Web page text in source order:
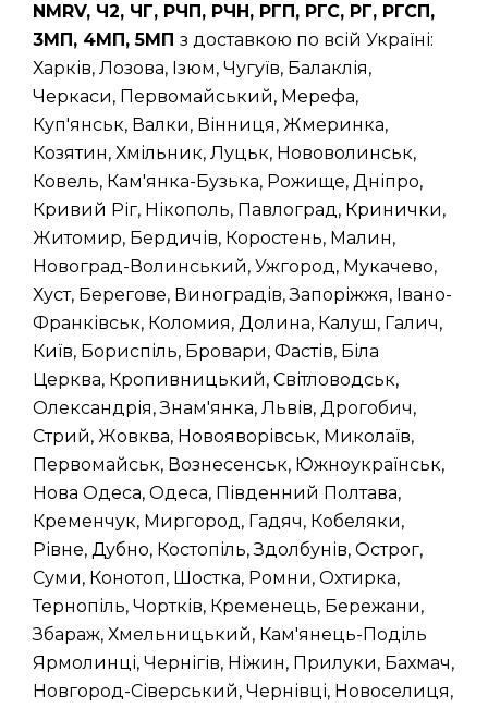
NMRV, Ч2, ЧГ, РЧП, РЧН, РГП, РГС, РГ, РГСП,
3МП, 4МП, 5МП з доставкою по всій Україні:
Харків, Лозова, Ізюм, Чугуїв, Балаклія,
Черкаси, Первомайський, Мерефа,
Куп'янськ, Валки, Вінниця, Жмеринка,
Козятин, Хмільник, Луцьк, Нововолинськ,
Ковель, Кам'янка-Бузька, Рожище, Дніпро,
Кривий Ріг, Нікополь, Павлоград, Кринички,
Житомир, Бердичів, Коростень, Малин,
Новоград-Волинський, Ужгород, Мукачево,
Хуст, Берегове, Виноградів, Запоріжжя, Івано-
Франківськ, Коломия, Долина, Калуш, Галич,
Київ, Бориспіль, Бровари, Фастів, Біла
Церква, Кропивницький, Світловодськ,
Олександрія, Знам'янка, Львів, Дрогобич,
Стрий, Жовква, Новояворівськ, Миколаїв,
Первомайськ, Вознесенськ, Южноукраїнськ,
Нова Одеса, Одеса, Південний Полтава,
Кременчук, Миргород, Гадяч, Кобеляки,
Рівне, Дубно, Костопіль, Здолбунів, Острог,
Суми, Конотоп, Шостка, Ромни, Охтирка,
Тернопіль, Чортків, Кременець, Бережани,
Збараж, Хмельницький, Кам'янець-Поділь
Ярмолинці, Чернігів, Ніжин, Прилуки, Бахмач,
Новгород-Сіверський, Чернівці, Новоселиця,